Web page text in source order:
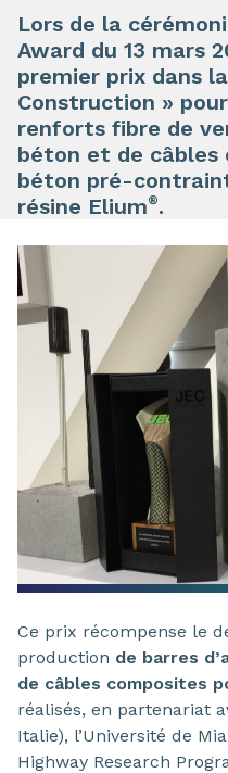
Lors de la
Award du 13 mars
premier prix dans
Construction »
renforts fibre de
béton et de câbles
béton pré-
résine Elium®.
Ce prix récompense le
production de barres
de câbles composites
réalisés, en partenariat
Italie), l’Université de
Highway Research